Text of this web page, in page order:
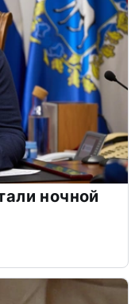
ночной